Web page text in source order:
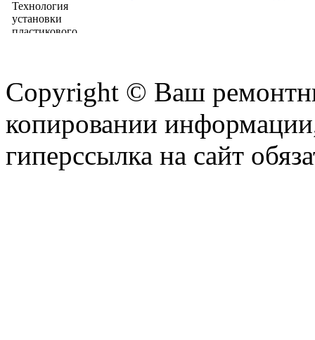
Copyright © Ваш
копировании
гиперссылка на сайт